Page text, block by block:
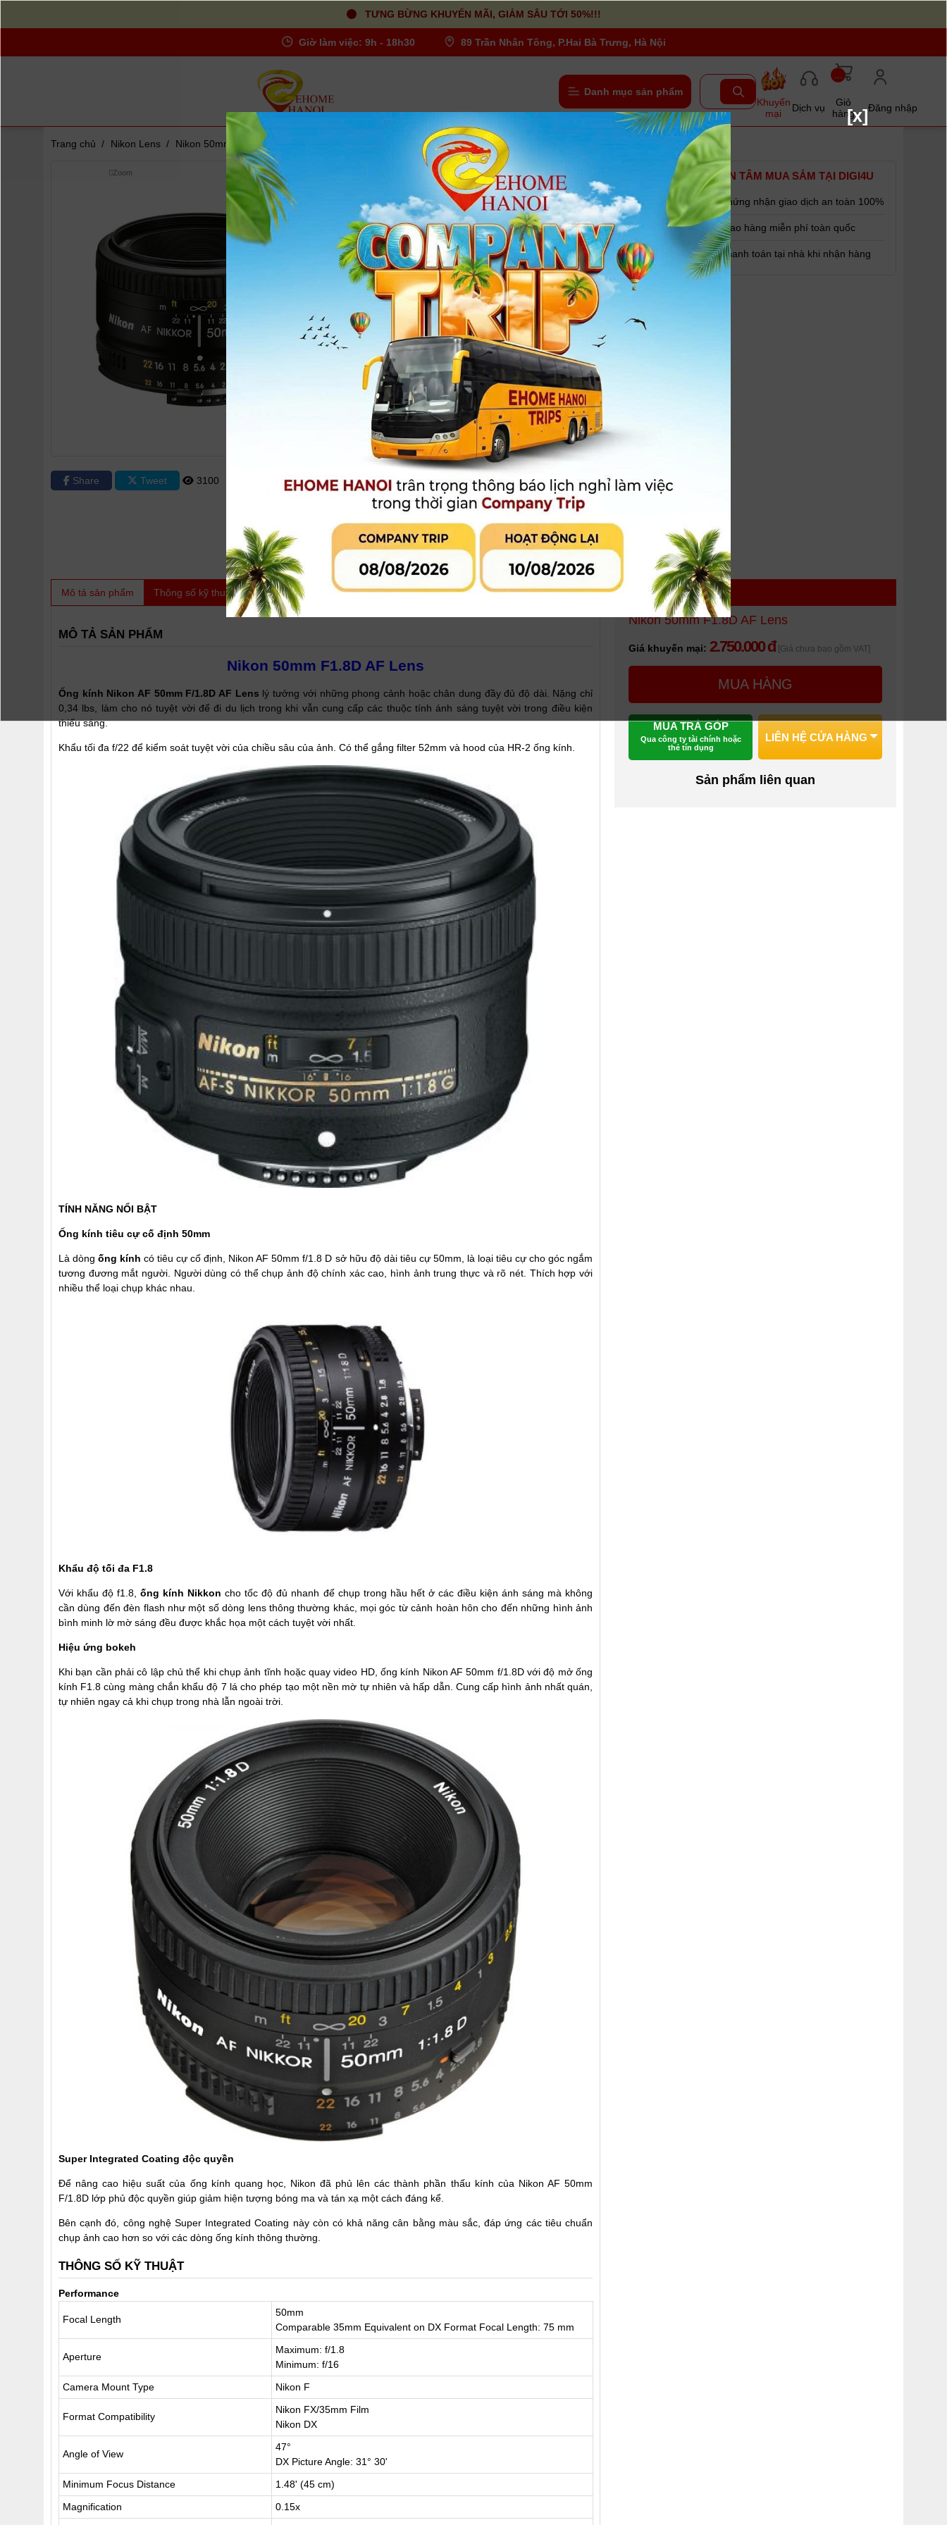
TƯNG BỪNG KHUYẾN MÃI, GIẢM SÂU TỚI 50%!!!
Giờ làm việc: 9h - 18h30 89 Trần Nhân Tông, P.Hai Bà Trưng, Hà Nội
Danh mục sản phẩm
Khuyến
mại
Dịch vụ
Giỏ
hàng
Đăng nhập
Trang chủ / Nikon Lens / Nikon 50mm F1.8D AF Lens
Zoom
Share Tweet 3100
Nikon 50mm F1.8D AF Lens
Người dùng đánh giá | Tình trạng: Có hàng
- Cấu tạo ống kính: 6 thấu kính thuộc 5 nhóm
- Góc nhìn ngang: 46°
- Số lá màn chập: 7
- Khoảng lấy nét nhỏ nhất: 0.45m
- Độ phóng đại lớn nhất: 1/6.6x
- Đường kính Filter: Ø52 mm
- Kích thước-Trọng lượng: Ø63.5×39 mm-155 g
- Hàng chính hãng Nikon Việt Nam, bảo hành toàn quốc
Xem thêm
Bảo hành:12 tháng
Giá khuyến mại: 2.750.000 đ [Giá chưa bao gồm VAT]
MUA HÀNG
MUA TRẢ GÓP
Qua công ty tài chính hoặc thẻ tín
dụng
LIÊN HỆ CỬA HÀNG
YÊN TÂM MUA SẮM TẠI DIGI4U
Chứng nhận giao dịch an toàn 100%
Giao hàng miễn phí toàn quốc
Thanh toán tại nhà khi nhận hàng
Mô tả sản phẩm Thông số kỹ thuật Video Sản phẩm đang khuyến mại Đánh giá sản phẩm
MÔ TẢ SẢN PHẨM
Nikon 50mm F1.8D AF Lens
Ống kính Nikon AF 50mm F/1.8D AF Lens lý tưởng với những phong cảnh hoặc chân dung đầy đủ độ dài. Nặng chỉ
0,34 lbs, làm cho nó tuyệt vời để đi du lịch trong khi vẫn cung cấp các thuộc tính ánh sáng tuyệt vời trong điều kiện
thiếu sáng.
Khẩu tối đa f/22 để kiểm soát tuyệt vời của chiều sâu của ảnh. Có thể gắng filter 52mm và hood của HR-2 ống kính.
TÍNH NĂNG NỔI BẬT
Ống kính tiêu cự cố định 50mm
Là dòngống kính có tiêu cự cố định, Nikon AF 50mm f/1.8 D sở hữu độ dài tiêu cự 50mm, là loại tiêu cự cho góc ngắm
tương đương mắt người. Người dùng có thể chụp ảnh độ chính xác cao, hình ảnh trung thực và rõ nét. Thích hợp với
nhiều thể loại chụp khác nhau.
Khẩu độ tối đa F1.8
Với khẩu độ f1.8,ống kính Nikkon cho tốc độ đủ nhanh để chụp trong hầu hết ở các điều kiện ánh sáng mà không
cần dùng đến đèn flash như một số dòng lens thông thường khác, mọi góc từ cảnh hoàn hôn cho đến những hình ảnh
bình minh lờ mờ sáng đều được khắc họa một cách tuyệt vời nhất.
Hiệu ứng bokeh
Khi bạn cần phải cô lập chủ thể khi chụp ảnh tĩnh hoặc quay video HD, ống kính Nikon AF 50mm f/1.8D với độ mở ống
kính F1.8 cùng màng chắn khẩu độ 7 lá cho phép tạo một nền mờ tự nhiên và hấp dẫn. Cung cấp hình ảnh nhất quán,
tự nhiên ngay cả khi chụp trong nhà lẫn ngoài trời.
Super Integrated Coating độc quyền
Để nâng cao hiệu suất của ống kính quang học, Nikon đã phủ lên các thành phần thấu kính của Nikon AF 50mm
F/1.8D lớp phủ độc quyền giúp giảm hiện tượng bóng ma và tán xạ một cách đáng kể.
Bên cạnh đó, công nghệ Super Integrated Coating này còn có khả năng cân bằng màu sắc, đáp ứng các tiêu chuẩn
chụp ảnh cao hơn so với các dòng ống kính thông thường.
THÔNG SỐ KỸ THUẬT
Performance
Focal Length
50mm
Comparable 35mm Equivalent on DX Format Focal Length: 75 mm
Aperture
Maximum: f/1.8
Minimum: f/16
Camera Mount Type
Nikon F
Format Compatibility
Nikon FX/35mm Film
Nikon DX
Angle of View
47°
DX Picture Angle: 31° 30'
Minimum Focus Distance
1.48' (45 cm)
Magnification
0.15x
Nikon 50mm F1.8D AF Lens
Giá khuyến mại: 2.750.000 đ [Giá chưa bao gồm VAT]
MUA HÀNG
MUA TRẢ GÓP
Qua công ty tài chính hoặc
thẻ tín dụng
LIÊN HỆ CỬA HÀNG
Sản phẩm liên quan
[x]